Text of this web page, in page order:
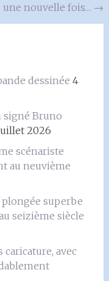
une nouvelle fois… →
dessinée 4
signé Bruno
2026
scénariste
au neuvième
plongée superbe
seizième siècle
caricature, avec